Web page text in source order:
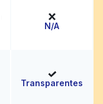
N/A
Transparentes